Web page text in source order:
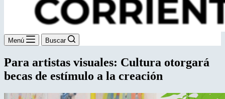
Menú Buscar
Para artistas visuales: Cultura otorgará
becas de estímulo a la creación